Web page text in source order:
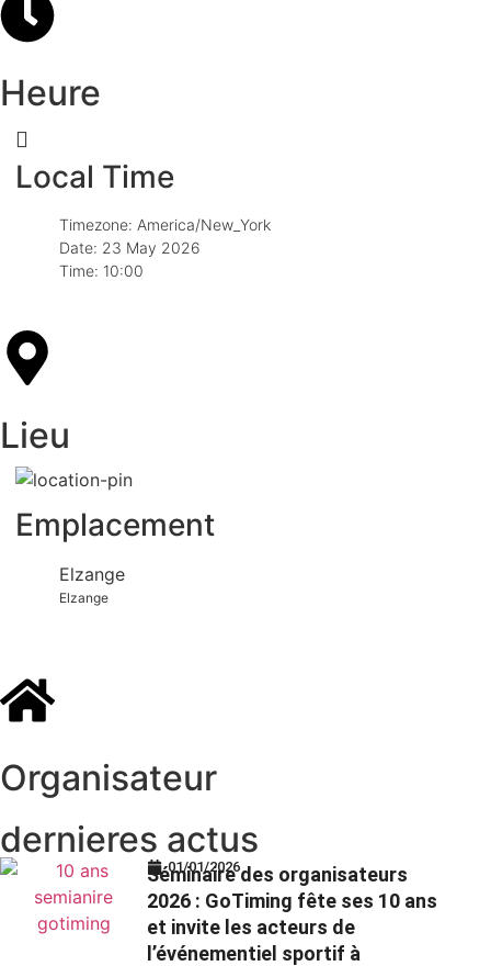
Heure
Local Time
Timezone: America/New_York
Date: 23 May 2026
Time: 10:00
Lieu
Emplacement
Elzange
Elzange
Organisateur
dernieres actus
01/01/2026
Séminaire des organisateurs
2026 : GoTiming fête ses 10 ans
et invite les acteurs de
l’événementiel sportif à